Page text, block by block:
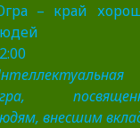
– край
внесшим